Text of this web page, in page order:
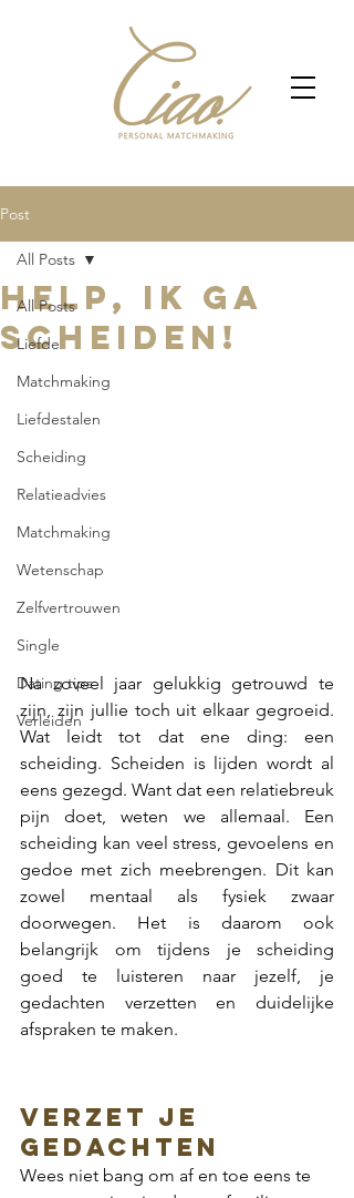
Post
All Posts
Liefde
Matchmaking
Liefdestalen
Scheiding
Relatieadvies
Matchmaking
Wetenschap
Zelfvertrouwen
Single
Dating tips
Verleiden
All Posts
Help, ik ga
scheiden!
Na zoveel jaar gelukkig getrouwd te
zijn, zijn jullie toch uit elkaar gegroeid.
Wat leidt tot dat ene ding: een
scheiding. Scheiden is lijden wordt al
eens gezegd. Want dat een relatiebreuk
pijn doet, weten we allemaal. Een
scheiding kan veel stress, gevoelens en
gedoe met zich meebrengen. Dit kan
zowel mentaal als fysiek zwaar
doorwegen. Het is daarom ook
belangrijk om tijdens je scheiding
goed te luisteren naar jezelf, je
gedachten verzetten en duidelijke
afspraken te maken.
Verzet je
gedachten
Wees niet bang om af en toe eens te